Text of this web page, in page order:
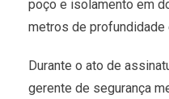
poço e isolamento em
metros de
Durante o ato de
gerente de segurança